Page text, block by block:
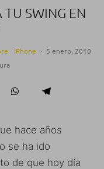
TU SWING EN
iPhone · 5 enero, 2010
hace años
se ha ido
de que hoy día